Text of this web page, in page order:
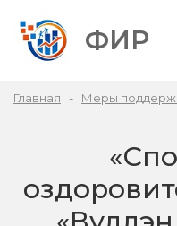
ФИР
Главная Меры